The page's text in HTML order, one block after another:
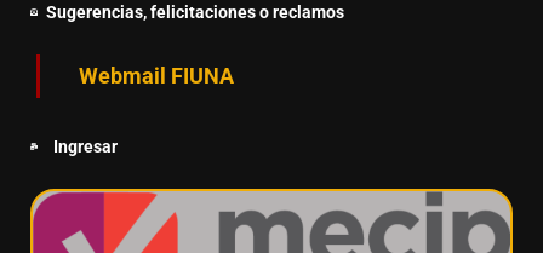
Sugerencias, felicitaciones o reclamos
Webmail FIUNA
Ingresar